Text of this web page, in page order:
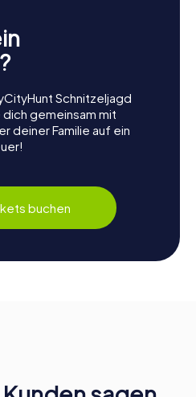
Schnitzeljagd
gemeinsam mit
deiner Familie auf ein
buchen